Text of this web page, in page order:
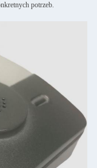
potrzeb.